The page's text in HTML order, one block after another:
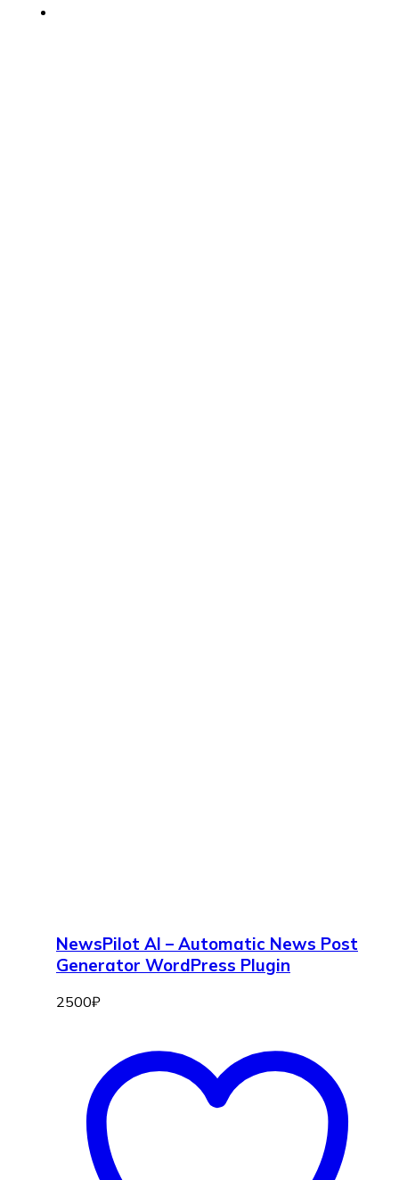
NewsPilot AI – Automatic News Post
Generator WordPress Plugin
2500₽